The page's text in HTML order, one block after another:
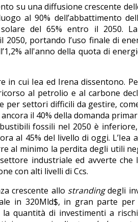
su una diffusione crescente
al 90% dell’abbattimento
del 65% entro il 2050.
2050, portando l’uso finale di
all'anno della quota di
in cui Iea ed Irena dissentono.
al petrolio e al carbone
settori difficili da gestire,
il 40% della domanda
fossili nel 2050 è
al 45% del livello di oggi.
al minimo la perdita degli utili
industriale ed avverte
con alti livelli di Ccs.
crescente allo strandingdegli
in 320Mld$, in gran parte
quantità di investimenti a